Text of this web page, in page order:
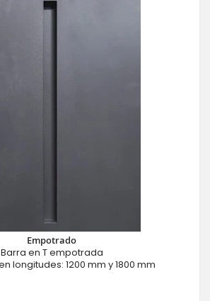
Empotrado
Barra en T empotrada
longitudes: 1200 mm y 1800 mm